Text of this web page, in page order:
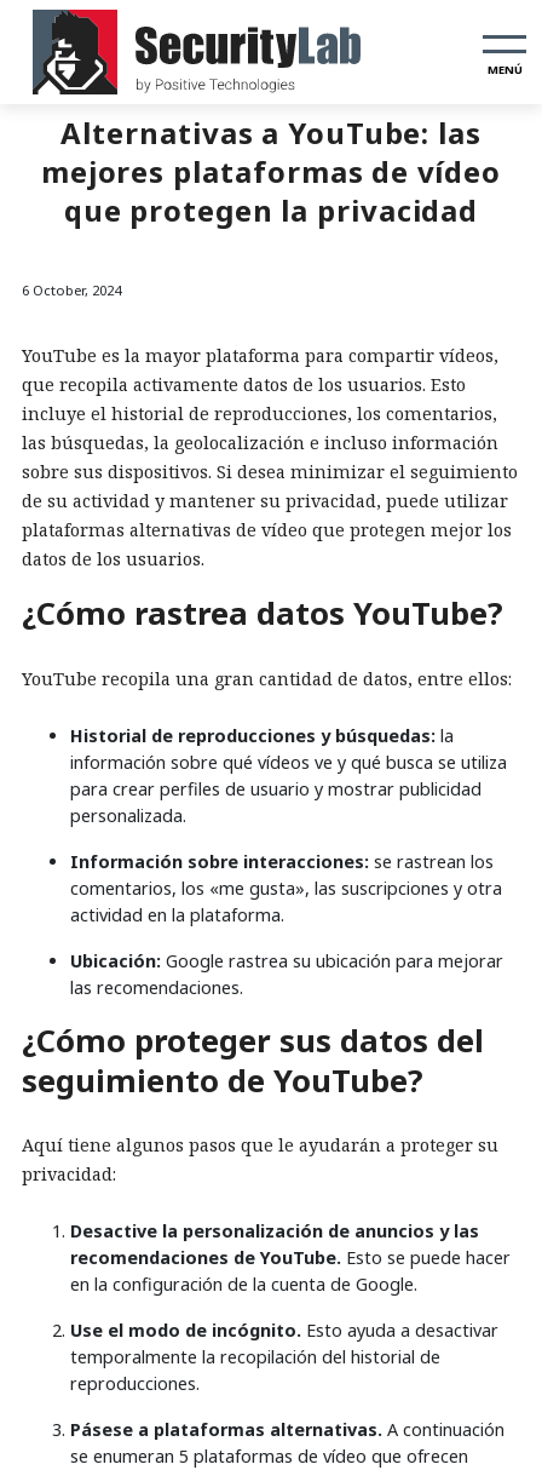
MENÚ
Alternativas a YouTube: las
mejores plataformas de vídeo
que protegen la privacidad
6 October, 2024
YouTube es la mayor plataforma para compartir vídeos,
que recopila activamente datos de los usuarios. Esto
incluye el historial de reproducciones, los comentarios,
las búsquedas, la geolocalización e incluso información
sobre sus dispositivos. Si desea minimizar el seguimiento
de su actividad y mantener su privacidad, puede utilizar
plataformas alternativas de vídeo que protegen mejor los
datos de los usuarios.
¿Cómo rastrea datos YouTube?
YouTube recopila una gran cantidad de datos, entre ellos:
Historial de reproducciones y búsquedas: la
información sobre qué vídeos ve y qué busca se utiliza
para crear perfiles de usuario y mostrar publicidad
personalizada.
Información sobre interacciones: se rastrean los
comentarios, los «me gusta», las suscripciones y otra
actividad en la plataforma.
Ubicación: Google rastrea su ubicación para mejorar
las recomendaciones.
¿Cómo proteger sus datos del
seguimiento de YouTube?
Aquí tiene algunos pasos que le ayudarán a proteger su
privacidad:
Desactive la personalización de anuncios y las
recomendaciones de YouTube. Esto se puede hacer
en la configuración de la cuenta de Google.
Use el modo de incógnito. Esto ayuda a desactivar
temporalmente la recopilación del historial de
reproducciones.
Pásese a plataformas alternativas. A continuación
se enumeran 5 plataformas de vídeo que ofrecen